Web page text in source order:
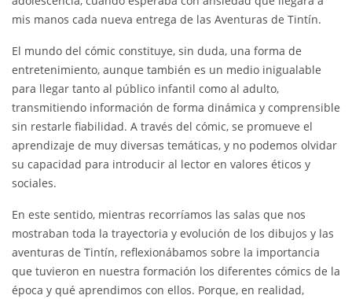
mis manos cada nueva entrega de las Aventuras de Tintín.
El mundo del cómic constituye, sin duda, una forma de
entretenimiento, aunque también es un medio inigualable
para llegar tanto al público infantil como al adulto,
transmitiendo información de forma dinámica y comprensible
sin restarle fiabilidad. A través del cómic, se promueve el
aprendizaje de muy diversas temáticas, y no podemos olvidar
su capacidad para introducir al lector en valores éticos y
sociales.
En este sentido, mientras recorríamos las salas que nos
mostraban toda la trayectoria y evolución de los dibujos y las
aventuras de Tintín, reflexionábamos sobre la importancia
que tuvieron en nuestra formación los diferentes cómics de la
época y qué aprendimos con ellos. Porque, en realidad,